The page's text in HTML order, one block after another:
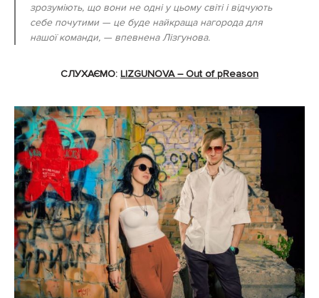
зрозуміють, що вони не одні у цьому світі і відчують
себе почутими — це буде найкраща нагорода для
нашої команди, — впевнена Лізгунова.
СЛУХАЄМО: LIZGUNOVA – Out of pReason